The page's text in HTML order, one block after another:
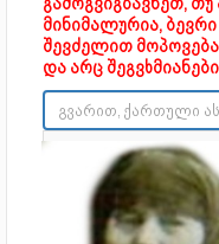
მინიმალურია,
შევძელით
და არც